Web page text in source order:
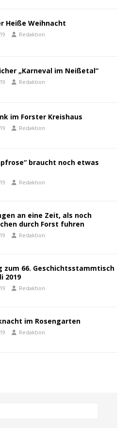
Heiße Weihnacht
Redaktion
„Karneval im Neißetal“
Redaktion
im Forster Kreishaus
Redaktion
braucht noch etwas
Redaktion
an eine Zeit, als noch
durch Forst fuhren
Redaktion
zum 66. Geschichtsstammtisch
2019
Redaktion
im Rosengarten
Redaktion